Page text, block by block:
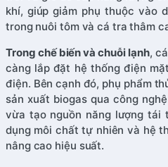
khí, giúp giảm phụ thuộc vào
trong nuôi tôm và cá tra thâm
Trong chế biến và chuỗi lạnh,
càng lắp đặt hệ thống điện
điện. Bên cạnh đó, phụ phẩm
sản xuất biogas qua công
vừa tạo nguồn năng lượng tái
dụng môi chất tự nhiên và hệ
nâng cao hiệu suất.